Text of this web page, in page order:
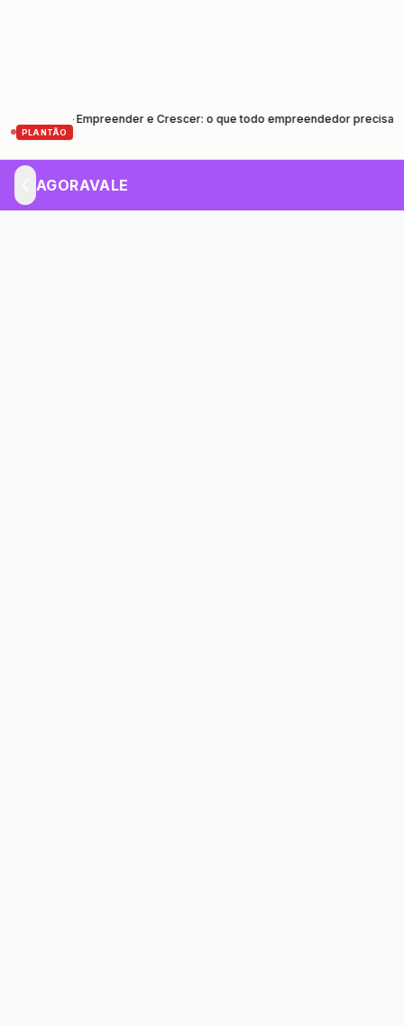
PLANTÃO
– Empreender e Crescer: o que todo empreendedor precisa saber
AGORAVALE